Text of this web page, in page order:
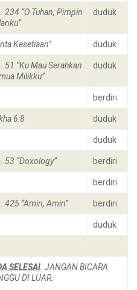
234 “O Tuhan, Pimpin
duduk
Kesetiaan” duduk
51 “Ku Mau Serahkan
Milikku”
duduk
berdiri
6:8 duduk
duduk
53 “Doxology” berdiri
berdiri
425 “Amin, Amin” berdiri
duduk
SELESAI . JANGAN BICARA
DI LUAR.